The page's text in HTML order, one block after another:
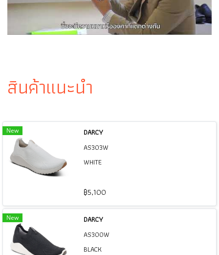
สินค้าแนะนำ
New
DARCY
AS303W
WHITE
฿5,100
New
DARCY
AS300W
BLACK